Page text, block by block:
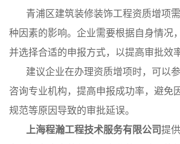
青浦区建筑装修装饰工程资质增项
种因素的影响。企业需要根据自身情况
并选择合适的申报方式，以提高审批效
建议企业在办理资质增项时，可以
咨询专业机构，提高申报成功率，避免
规范等原因导致的审批延误。
上海程瀚工程技术服务有限公司提